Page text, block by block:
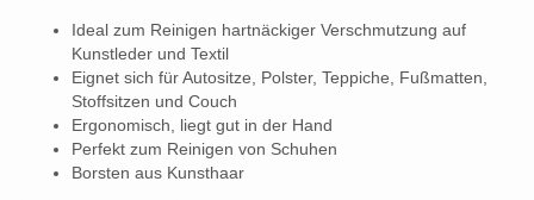
Ideal zum Reinigen hartnäckiger Verschmutzung auf
Kunstleder und Textil
Eignet sich für Autositze, Polster, Teppiche, Fußmatten,
Stoffsitzen und Couch
Ergonomisch, liegt gut in der Hand
Perfekt zum Reinigen von Schuhen
Borsten aus Kunsthaar